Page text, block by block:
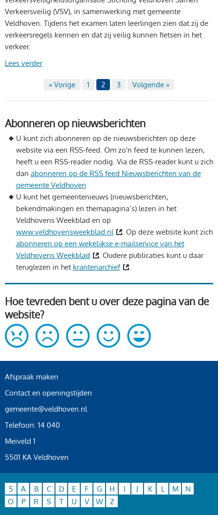
Verkeersveilig (VSV), in samenwerking met gemeente
Veldhoven. Tijdens het examen laten leerlingen zien dat zij de
verkeersregels kennen en dat zij veilig kunnen fietsen in het
verkeer.
Lees verder
« Vorige 1 2 3 Volgende »
Abonneren op nieuwsberichten
U kunt zich abonneren op de nieuwsberichten op deze
website via een RSS-feed. Om zo'n feed te kunnen lezen,
heeft u een RSS-reader nodig. Via de RSS-reader kunt u zich
dan abonneren op de RSS feed Nieuwsberichten van de
gemeente Veldhoven
U kunt het gemeentenieuws (nieuwsberichten,
bekendmakingen en themapagina’s) lezen in het
Veldhovens Weekblad en op
www.veldhovensweekblad.nl
. Op deze website kunt zich
abonneren op een wekelijkse e-mailservice van het
Veldhovens Weekblad
. Oudere publicaties kunt u daar
teruglezen in het krantenarchief .
Hoe tevreden bent u over deze pagina van de
website?
Afspraak maken
Contact en openingstijden
gemeente@veldhoven.nl
Telefoon: 14 040
Meiveld 1
5501 KA Veldhoven
5 A B C D E F G H I J K L M
N
O
P R S T U V W Z